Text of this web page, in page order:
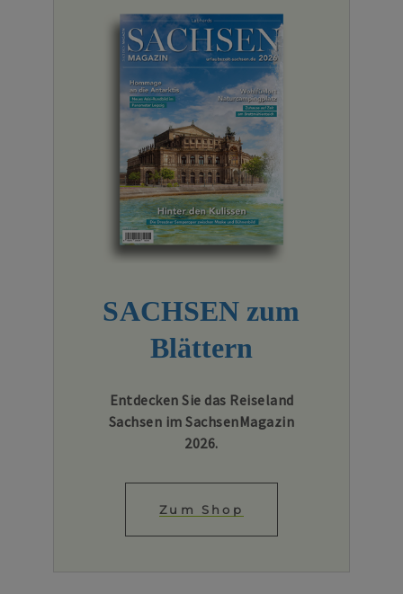
SACHSEN zum
Blättern
Entdecken Sie das Reiseland
Sachsen im SachsenMagazin
2026.
Zum Shop